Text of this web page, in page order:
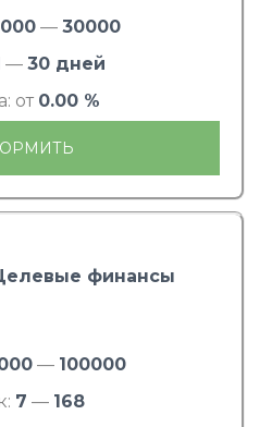
— 30000
— 30 дней
от 0.00 %
финансы
— 100000
7 — 168